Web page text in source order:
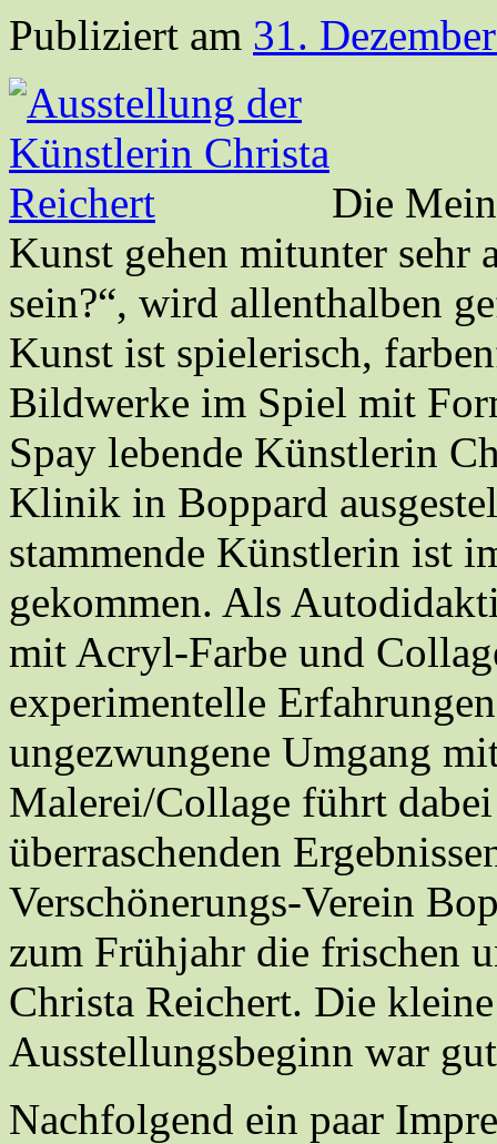
Publiziert am 31.
Die
Kunst gehen mitunter sehr
sein?“, wird allenthalben
Kunst ist spielerisch,
Bildwerke im Spiel mit
Spay lebende Künstlerin
Klinik in Boppard
stammende Künstlerin ist
gekommen. Als
mit Acryl-Farbe und
experimentelle
ungezwungene Umgang
Malerei/Collage führt
überraschenden
Verschönerungs-Verein
zum Frühjahr die frischen
Christa Reichert. Die
Ausstellungsbeginn war
Nachfolgend ein paar